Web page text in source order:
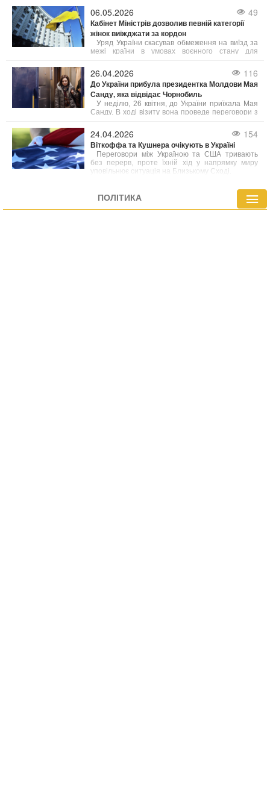
06.05.2026 49
Кабінет Міністрів дозволив певній категорії
жінок виїжджати за кордон
Уряд України скасував обмеження на виїзд за
межі країни в умовах воєнного стану для
26.04.2026 116
До України прибула президентка Молдови Мая
Санду, яка відвідає Чорнобиль
У неділю, 26 квітня, до України приїхала Мая
Санду. В ході візиту вона проведе переговори з
у рамках поїздки Санду відвідає Чорнобиль у
день пам’яті трагедії.
24.04.2026 154
Віткоффа та Кушнера очікують в Україні
Переговори між Україною та США тривають
без перерв, проте їхній хід у напрямку миру
уповільнює ситуація на Близькому Сході.
ПОЛІТИКА